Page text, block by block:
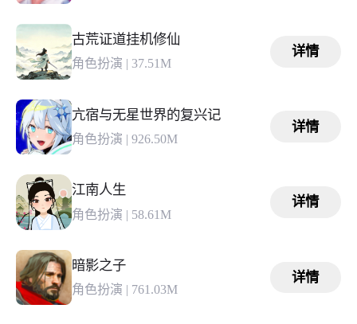
古荒证道挂机修仙
角色扮演 37.51M
详情
亢宿与无星世界的复兴记
角色扮演 | 926.50M
详情
江南人生
角色扮演 | 58.61M
详情
暗影之子
角色扮演 | 761.03M
详情